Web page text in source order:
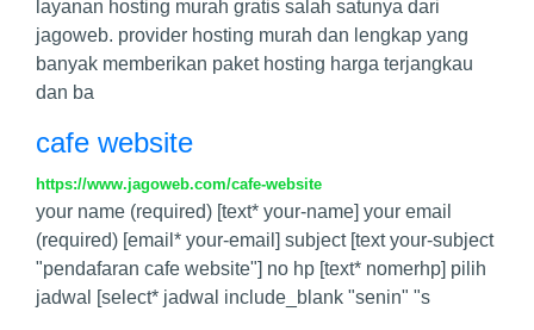
layanan hosting murah gratis salah satunya dari
jagoweb. provider hosting murah dan lengkap yang
banyak memberikan paket hosting harga terjangkau
dan ba
cafe website
https://www.jagoweb.com/cafe-website
your name (required) [text* your-name] your email
(required) [email* your-email] subject [text your-subject
"pendafaran cafe website"] no hp [text* nomerhp] pilih
jadwal [select* jadwal include_blank "senin" "s